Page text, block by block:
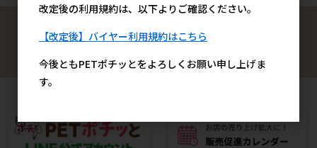
改定後の利用規約は、以下よりご確認ください。
【改定後】バイヤー利用規約はこちら
今後ともPETポチッとをよろしくお願い申し上げま
す。